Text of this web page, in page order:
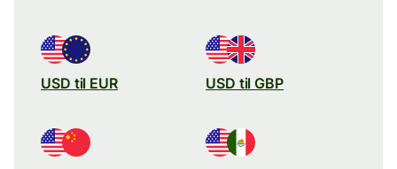
USD til EUR USD til GBP